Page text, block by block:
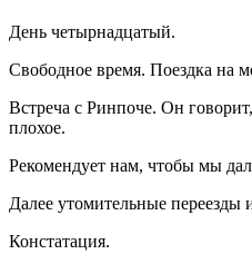
День четырнадцатый.
Свободное время. Поездка на
Встреча с Ринпоче. Он
плохое.
Рекомендует нам, чтобы мы
Далее утомительные переезды
Констатация.